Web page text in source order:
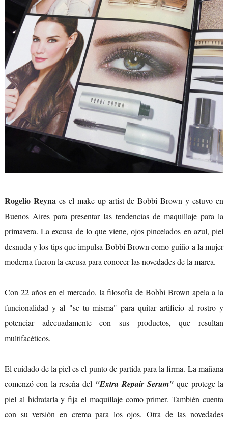
Rogelio Reyna es el make up artist de Bobbi Brown y estuvo en
Buenos Aires para presentar las tendencias de maquillaje para la
primavera. La excusa de lo que viene, ojos pincelados en azul, piel
desnuda y los tips que impulsa Bobbi Brown como guiño a la mujer
moderna fueron la excusa para conocer las novedades de la marca.
Con 22 años en el mercado, la filosofía de Bobbi Brown apela a la
funcionalidad y al "se tu misma" para quitar artificio al rostro y
potenciar adecuadamente con sus productos, que resultan
multifacéticos.
El cuidado de la piel es el punto de partida para la firma. La mañana
comenzó con la reseña del "Extra Repair Serum"que protege la
piel al hidratarla y fija el maquillaje como primer. También cuenta
con su versión en crema para los ojos. Otra de las novedades